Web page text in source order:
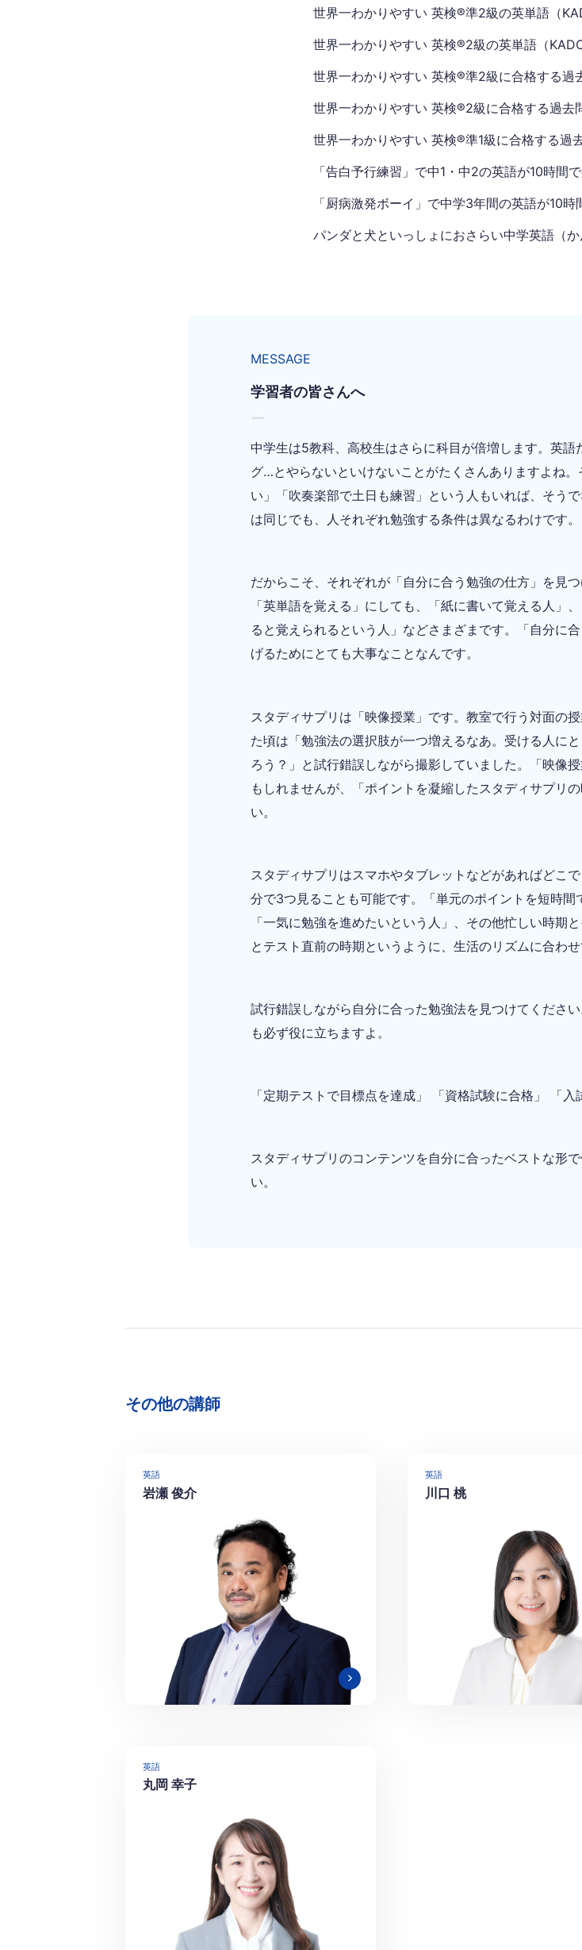
世界一わかりやすい 英検®準2級の英単語（
世界一わかりやすい 英検®2級の英単語（
世界一わかりやすい 英検®準2級に合格する過
世界一わかりやすい 英検®2級に合格する過去
世界一わかりやすい 英検®準1級に合格する過
「告白予行練習」で中1・中2の英語が10時間
「厨病激発ボーイ」で中学3年間の英語が10時
パンダと犬といっしょにおさらい中学英語（か
MESSAGE
学習者の皆さんへ
ー
中学生は5教科、高校生はさらに科目が倍増します。英
グ…とやらないといけないことがたくさんありますよね
い」「吹奏楽部で土日も練習」という人もいれば、そう
は同じでも、人それぞれ勉強する条件は異なるわけです。
だからこそ、それぞれが「自分に合う勉強の仕方」を見
「英単語を覚える」にしても、「紙に書いて覚える人」
ると覚えられるという人」などさまざまです。「自分に
げるためにとても大事なことなんです。
スタディサプリは「映像授業」です。教室で行う対面の
た頃は「勉強法の選択肢が一つ増えるなあ。受ける人に
ろう？」と試行錯誤しながら撮影していました。「映像
もしれませんが、「ポイントを凝縮したスタディサプリ
い。
スタディサプリはスマホやタブレットなどがあればどこ
分で3つ見ることも可能です。「単元のポイントを短時間
「一気に勉強を進めたいという人」、その他忙しい時期
とテスト直前の時期というように、生活のリズムに合わ
試行錯誤しながら自分に合った勉強法を見つけてくださ
も必ず役に立ちますよ。
「定期テストで目標点を達成」 「資格試験に合格」 「入
スタディサプリのコンテンツを自分に合ったベストな形
い。
その他の講師
英語
岩瀬 俊介
英語
川口 桃
英語
丸岡 幸子